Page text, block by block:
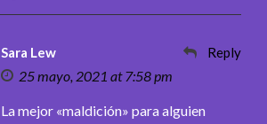
Sara Lew
25 mayo, 2021 at 7:58 pm
Reply
La mejor «maldición» para alguien